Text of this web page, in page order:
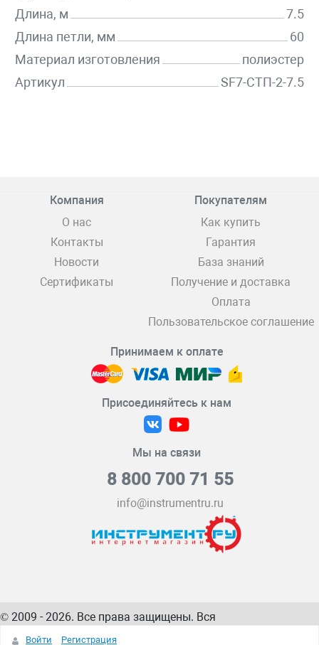
Длина, м
7.5
Длина петли, мм
60
Материал изготовления
полиэстер
Артикул
SF7-СТП-2-7.5
Компания
О нас
Контакты
Новости
Сертификаты
Покупателям
Как купить
Гарантия
База знаний
Получение и доставка
Оплата
Пользовательское соглашение
Принимаем к оплате
Присоединяйтесь к нам
Мы на связи
8 800 700 71 55
info@instrumentru.ru
© 2009 - 2026. Все права защищены. Вся
информация на сайте – собственность
Войти Регистрация